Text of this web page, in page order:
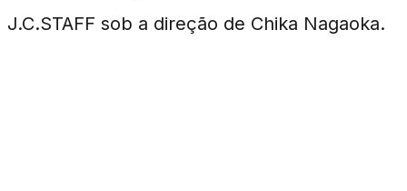
J.C.STAFF sob a direção de Chika Nagaoka.